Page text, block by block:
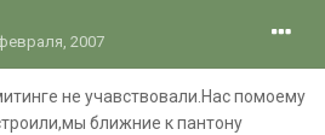
2007
не учавствовали.Нас помоему
ближние к пантону